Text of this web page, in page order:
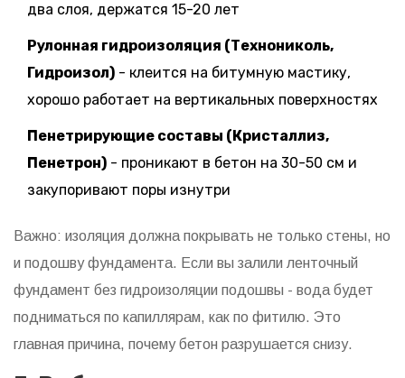
два слоя, держатся 15-20 лет
Рулонная гидроизоляция (Технониколь,
Гидроизол) - клеится на битумную мастику,
хорошо работает на вертикальных поверхностях
Пенетрирующие составы (Кристаллиз,
Пенетрон) - проникают в бетон на 30-50 см и
закупоривают поры изнутри
Важно: изоляция должна покрывать не только стены, но
и подошву фундамента. Если вы залили ленточный
фундамент без гидроизоляции подошвы - вода будет
подниматься по капиллярам, как по фитилю. Это
главная причина, почему бетон разрушается снизу.